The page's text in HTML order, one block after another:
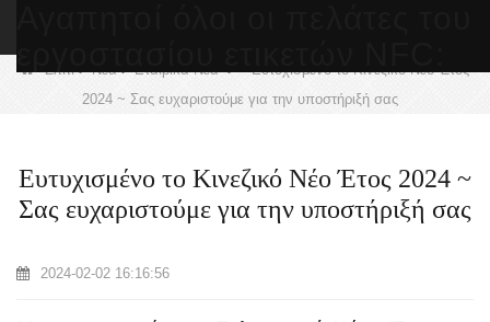
Σπίτι>Νέα>Εταιρικά Νέα>
Ευτυχισμένο το Κινεζικό Νέο Έτος
2024 ~ Σας ευχαριστούμε για την υποστήριξή σας
Ευτυχισμένο το Κινεζικό Νέο Έτος 2024 ~
Σας ευχαριστούμε για την υποστήριξή σας
2024-02-02 16:16:56